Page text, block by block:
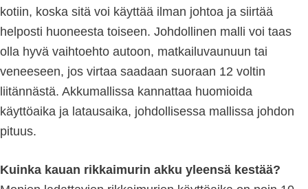
kotiin, koska sitä voi käyttää ilman johtoa ja siirtää
helposti huoneesta toiseen. Johdollinen malli voi taas
olla hyvä vaihtoehto autoon, matkailuvaunuun tai
veneeseen, jos virtaa saadaan suoraan 12 voltin
liitännästä. Akkumallissa kannattaa huomioida
käyttöaika ja latausaika, johdollisessa mallissa johdon
pituus.
Kuinka kauan rikkaimurin akku yleensä kestää?